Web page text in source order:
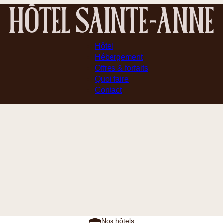
Hôtel
Hébergement
Offres & forfaits
Quoi faire
Contact
Nos hôtels